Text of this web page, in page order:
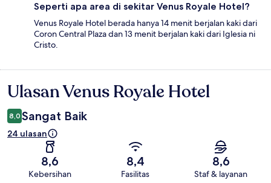
Seperti apa area di sekitar Venus Royale Hotel?
Venus Royale Hotel berada hanya 14 menit berjalan kaki dari
Coron Central Plaza dan 13 menit berjalan kaki dari Iglesia ni
Cristo.
Ulasan
Ulasan Venus Royale Hotel
8,0 Sangat Baik
24 ulasan
8,6
Kebersihan
8,4
Fasilitas
8,6
Staf & layanan